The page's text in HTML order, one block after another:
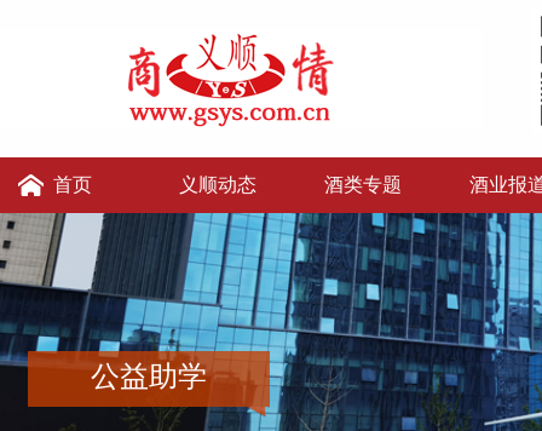
首页 义顺动态 酒类专题 酒业报
义顺讲堂 义顺老张的店 义顺酒便利
公益助学